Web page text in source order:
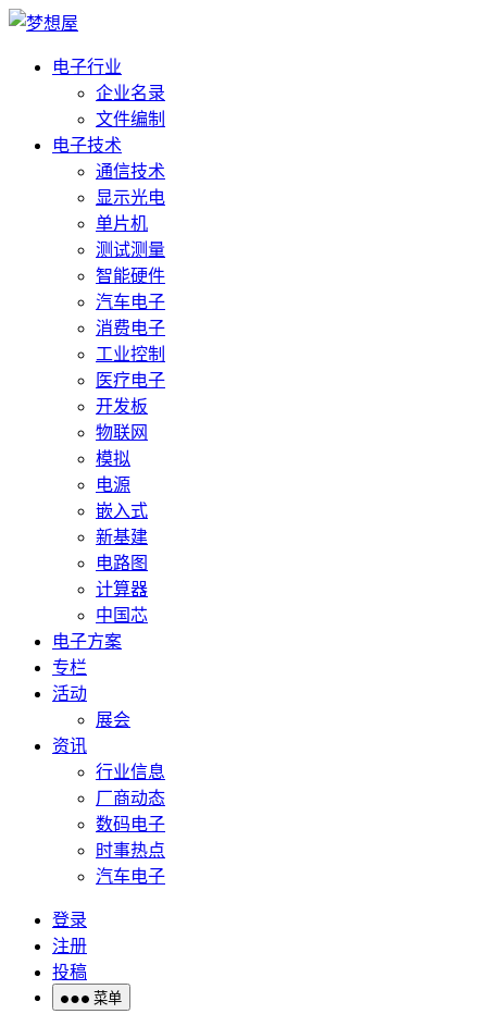
电子行业
企业名录
文件编制
电子技术
通信技术
显示光电
单片机
测试测量
智能硬件
汽车电子
消费电子
工业控制
医疗电子
开发板
物联网
模拟
电源
嵌入式
新基建
电路图
计算器
中国芯
电子方案
专栏
活动
展会
资讯
行业信息
厂商动态
数码电子
时事热点
汽车电子
登录
注册
投稿
菜单